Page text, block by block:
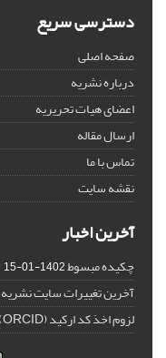
دسترسی سریع
صفحه اصلی
درباره نشریه
اعضای هیات تحریریه
ارسال مقاله
تماس با ما
نقشه سایت
آخرین اخبار
چکیده مبسوط1402-01-15
آخرین تغییرات سایت نشریه
لزوم اخذ کد ارکید (ORCID) برای هر نویسنده